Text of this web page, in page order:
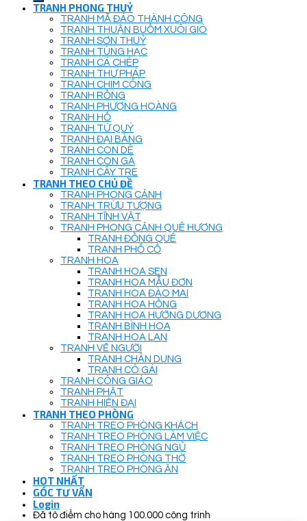
TRANH PHONG THUỶ
TRANH MÃ ĐÁO THÀNH CÔNG
TRANH THUẬN BUỒM XUÔI GIÓ
TRANH SƠN THUỶ
TRANH TÙNG HẠC
TRANH CÁ CHÉP
TRANH THƯ PHÁP
TRANH CHIM CÔNG
TRANH RỒNG
TRANH PHƯỢNG HOÀNG
TRANH HỔ
TRANH TỨ QUÝ
TRANH ĐẠI BÀNG
TRANH CON DÊ
TRANH CON GÀ
TRANH CÂY TRE
TRANH THEO CHỦ ĐỀ
TRANH PHONG CẢNH
TRANH TRỪU TƯỢNG
TRANH TĨNH VẬT
TRANH PHONG CẢNH QUÊ HƯƠNG
TRANH ĐỒNG QUÊ
TRANH PHỐ CỔ
TRANH HOA
TRANH HOA SEN
TRANH HOA MẪU ĐƠN
TRANH HOA ĐÀO MAI
TRANH HOA HỒNG
TRANH HOA HƯỚNG DƯƠNG
TRANH BÌNH HOA
TRANH HOA LAN
TRANH VẼ NGƯỜI
TRANH CHÂN DUNG
TRANH CÔ GÁI
TRANH CÔNG GIÁO
TRANH PHẬT
TRANH HIỆN ĐẠI
TRANH THEO PHÒNG
TRANH TREO PHÒNG KHÁCH
TRANH TREO PHÒNG LÀM VIỆC
TRANH TREO PHÒNG NGỦ
TRANH TREO PHÒNG THỜ
TRANH TREO PHÒNG ĂN
HOT NHẤT
GÓC TƯ VẤN
Login
Đã tô điểm cho hàng 100.000 công trình